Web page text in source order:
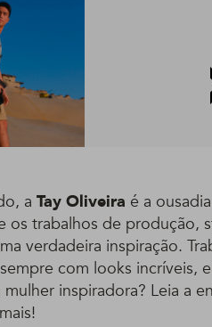
a Tay Oliveira é a
os trabalhos de produção,
verdadeira inspiração.
com looks incríveis,
inspiradora? Leia a